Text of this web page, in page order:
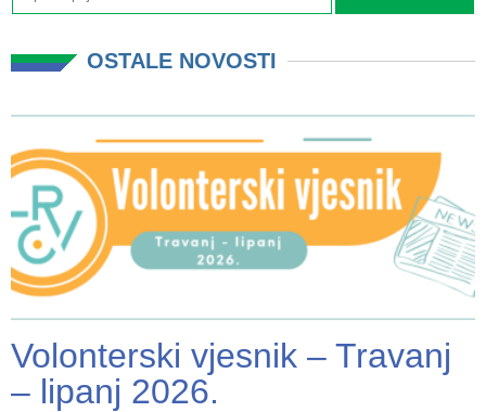
OSTALE NOVOSTI
Volonterski vjesnik – Travanj
– lipanj 2026.